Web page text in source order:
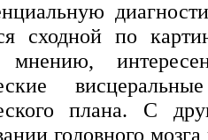
сходной по
мнению,
плана. С
головного мозга